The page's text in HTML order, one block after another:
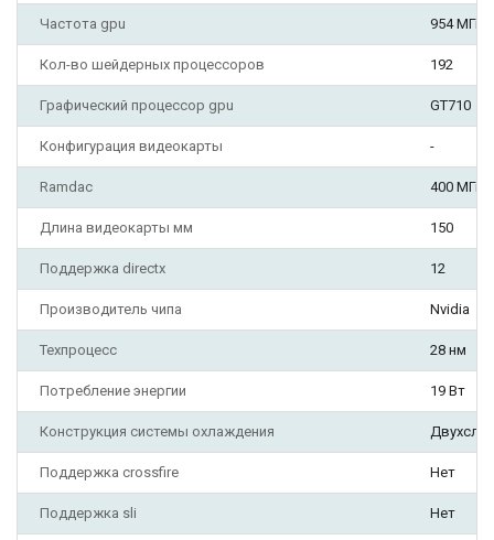
Частота gpu 954 МГц
Кол-во шейдерных процессоров 192
Графический процессор gpu GT710
Конфигурация видеокарты -
Ramdac 400 МГц
Длина видеокарты мм 150
Поддержка directx 12
Производитель чипа Nvidia
Техпроцесс 28 нм
Потребление энергии 19 Вт
Конструкция системы охлаждения
Поддержка crossfire Нет
Поддержка sli Нет